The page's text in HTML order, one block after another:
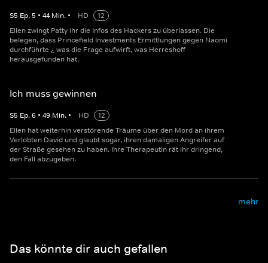
S5 Ep.5 • 44 Min. • HD
12
Ellen zwingt Patty ihr die Infos des Hackers zu überlassen. Die
belegen, dass Princefield Investments Ermittlungen gegen Naomi
durchführte ¿ was die Frage aufwirft, was Herreshoff
herausgefunden hat.
Ich muss gewinnen
S5 Ep.6 • 49 Min. • HD
12
Ellen hat weiterhin verstörende Träume über den Mord an ihrem
Verlobten David und glaubt sogar, ihren damaligen Angreifer auf
der Straße gesehen zu haben. Ihre Therapeutin rät ihr dringend,
den Fall abzugeben.
mehr
Das könnte dir auch gefallen